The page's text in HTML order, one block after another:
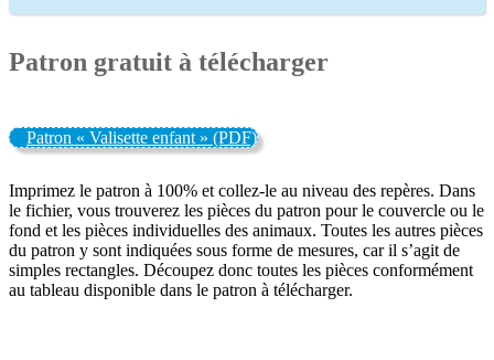
Patron gratuit à télécharger
Patron « Valisette enfant » (PDF)
Imprimez le patron à 100% et collez-le au niveau des repères. Dans
le fichier, vous trouverez les pièces du patron pour le couvercle ou le
fond et les pièces individuelles des animaux. Toutes les autres pièces
du patron y sont indiquées sous forme de mesures, car il s’agit de
simples rectangles. Découpez donc toutes les pièces conformément
au tableau disponible dans le patron à télécharger.